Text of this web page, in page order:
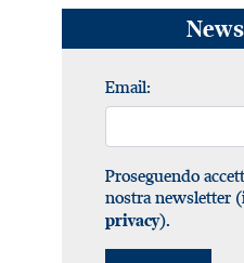
Email:
Proseguendo
nostra newsletter (
privacy).